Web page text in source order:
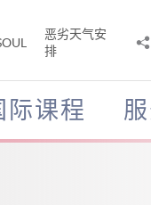
恶劣天气安
排
际课程